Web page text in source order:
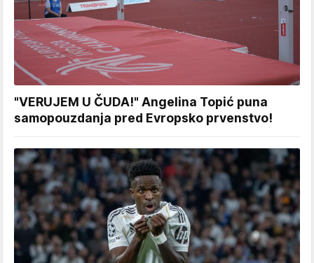
"VERUJEM U ČUDA!" Angelina Topić puna
samopouzdanja pred Evropsko prvenstvo!